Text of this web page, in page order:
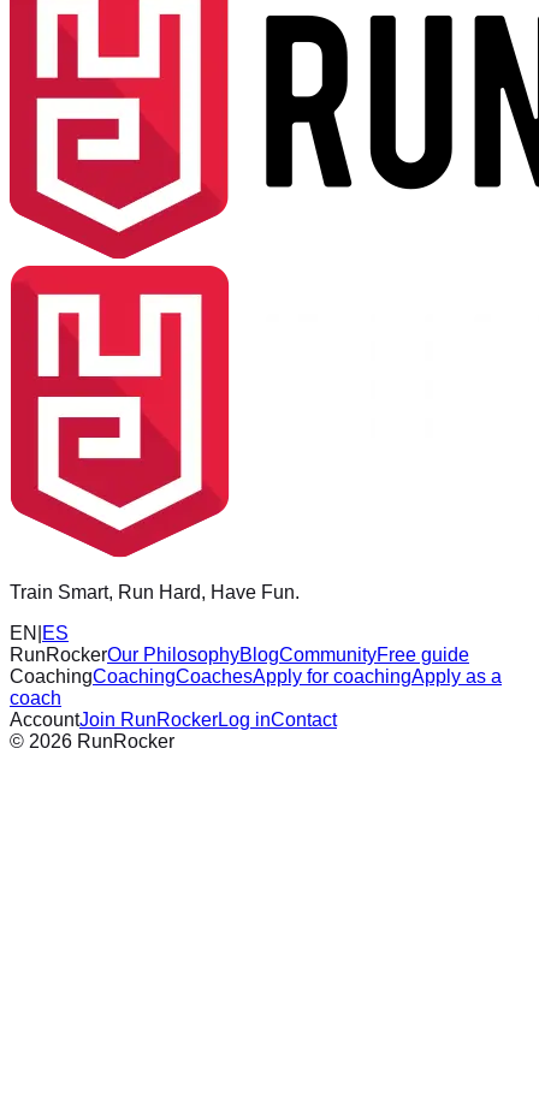
Train Smart, Run Hard, Have Fun.
EN ES
RunRockerOur PhilosophyBlogCommunityFree guide
CoachingCoachingCoachesApply for coachingApply as a
coach
AccountJoin RunRockerLog inContact
© 2026 RunRocker